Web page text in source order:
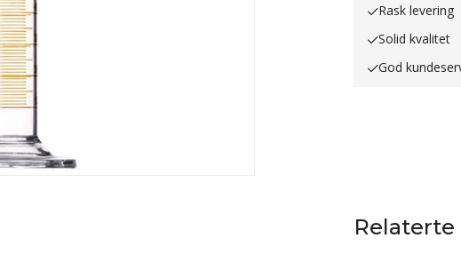
Rask levering
Solid kvalitet
God